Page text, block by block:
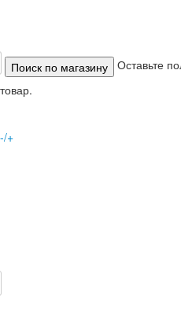
Оставьте
+